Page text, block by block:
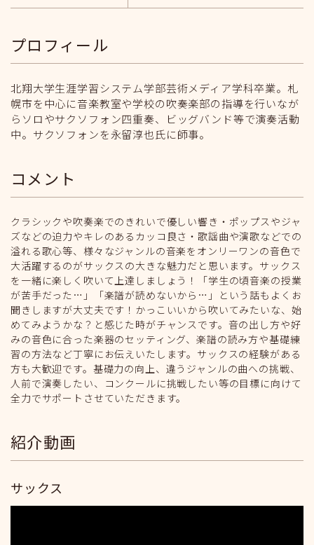
プロフィール
北翔大学生涯学習システム学部芸術メディア学科卒業。札
幌市を中心に音楽教室や学校の吹奏楽部の指導を行いなが
らソロやサクソフォン四重奏、ビッグバンド等で演奏活動
中。サクソフォンを永留淳也氏に師事。
コメント
クラシックや吹奏楽でのきれいで優しい響き・ポップスやジャ
ズなどの迫力やキレのあるカッコ良さ・歌謡曲や演歌などでの
溢れる歌心等、様々なジャンルの音楽をオンリーワンの音色で
大活躍するのがサックスの大きな魅力だと思います。サックス
を一緒に楽しく吹いて上達しましょう！「学生の頃音楽の授業
が苦手だった…」「楽譜が読めないから…」という話もよくお
聞きしますが大丈夫です！かっこいいから吹いてみたいな、始
めてみようかな？と感じた時がチャンスです。音の出し方や好
みの音色に合った楽器のセッティング、楽譜の読み方や基礎練
習の方法など丁寧にお伝えいたします。サックスの経験がある
方も大歓迎です。基礎力の向上、違うジャンルの曲への挑戦、
人前で演奏したい、コンクールに挑戦したい等の目標に向けて
全力でサポートさせていただきます。
紹介動画
サックス